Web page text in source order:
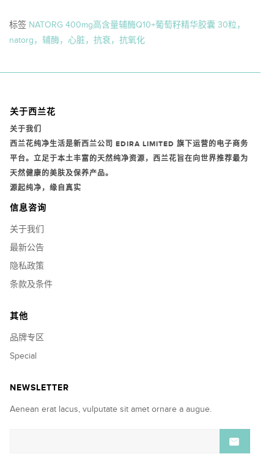
标签 NATORG 400mg高含量辅酶Q10+葡萄籽精华胶囊 30粒，
natorg，辅酶，心脏，抗衰，抗氧化
关于西兰花
关于我们
西兰花纯净生活是新西兰公司 EDIRA LIMITED 旗下运营的电子商务
平台。立足于本土丰富的天然纯净资源，西兰花旨在向世界推荐最为
天然健康的美肤及保养产品。
源起纯净，缘自真实
信息咨询
关于我们
最新公告
隐私政策
条款及条件
其他
品牌专区
Special
NEWSLETTER
Aenean erat lacus, vulputate sit amet ornare a augue.